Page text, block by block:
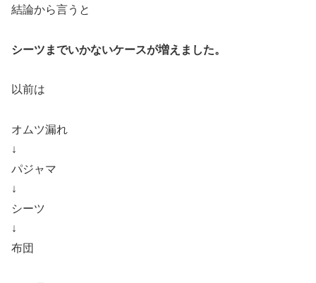
結論から言うと
シーツまでいかないケースが増えました。
以前は
オムツ漏れ
↓
パジャマ
↓
シーツ
↓
布団